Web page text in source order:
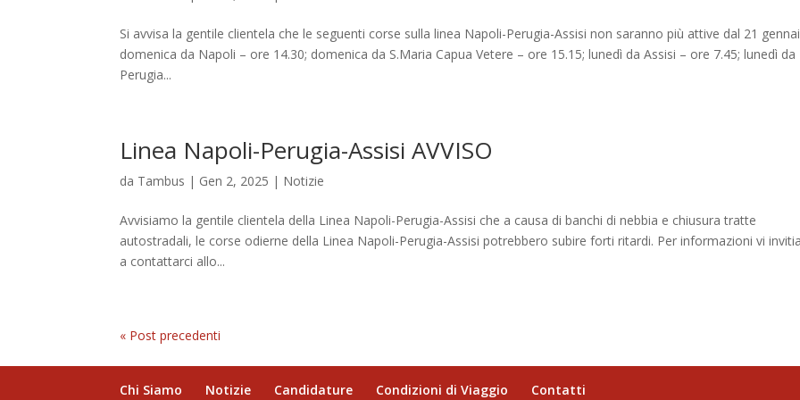
Si avvisa la gentile clientela che le seguenti corse sulla linea Napoli-Perugia-Assisi non saranno più attive dal 21
domenica da Napoli – ore 14.30; domenica da S.Maria Capua Vetere – ore 15.15; lunedì da Assisi – ore 7.45; lunedì da
Perugia...
Linea Napoli-Perugia-Assisi AVVISO
da Tambus | Gen 2, 2025 | Notizie
Avvisiamo la gentile clientela della Linea Napoli-Perugia-Assisi che a causa di banchi di nebbia e chiusura tratte
autostradali, le corse odierne della Linea Napoli-Perugia-Assisi potrebbero subire forti ritardi. Per informazioni vi
a contattarci allo...
« Post precedenti
Chi Siamo Notizie Candidature Condizioni di Viaggio Contatti